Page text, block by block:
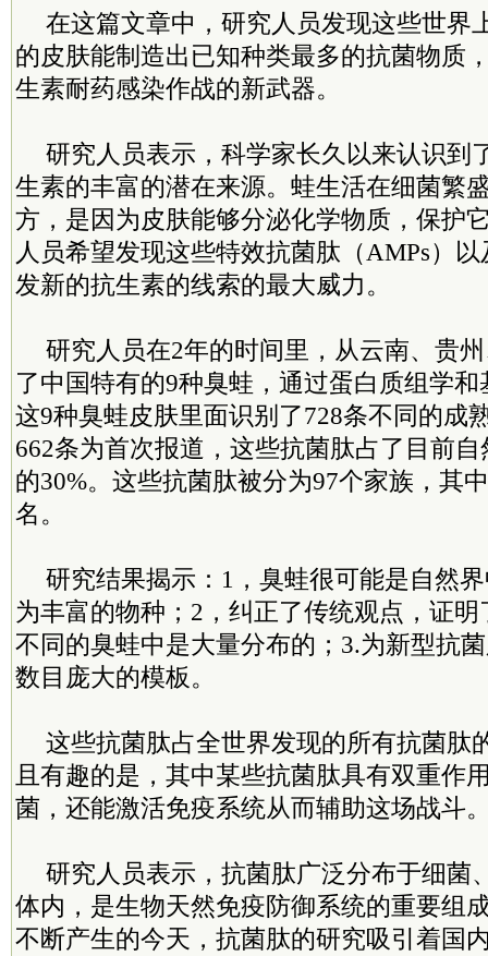
在这篇文章中，研究人员发现这些世界
的皮肤能制造出已知种类最多的抗菌物质
生素耐药感染作战的新武器。
研究人员表示，科学家长久以来认识到
生素的丰富的潜在来源。蛙生活在细菌繁
方，是因为皮肤能够分泌化学物质，保护
人员希望发现这些特效抗菌肽（AMPs）
发新的抗生素的线索的最大威力。
研究人员在2年的时间里，从云南、贵
了中国特有的9种臭蛙，通过蛋白质组学
这9种臭蛙皮肤里面识别了728条不同的成
662条为首次报道，这些抗菌肽占了目前
的30%。这些抗菌肽被分为97个家族，其
名。
研究结果揭示：1，臭蛙很可能是自然
为丰富的物种；2，纠正了传统观点，证
不同的臭蛙中是大量分布的；3.为新型抗
数目庞大的模板。
这些抗菌肽占全世界发现的所有抗菌肽
且有趣的是，其中某些抗菌肽具有双重作
菌，还能激活免疫系统从而辅助这场战斗
研究人员表示，抗菌肽广泛分布于细菌
体内，是生物天然免疫防御系统的重要组
不断产生的今天，抗菌肽的研究吸引着国